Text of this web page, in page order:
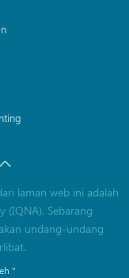
laman web ini adalah
(IQNA). Sebarang
undang-undang
"